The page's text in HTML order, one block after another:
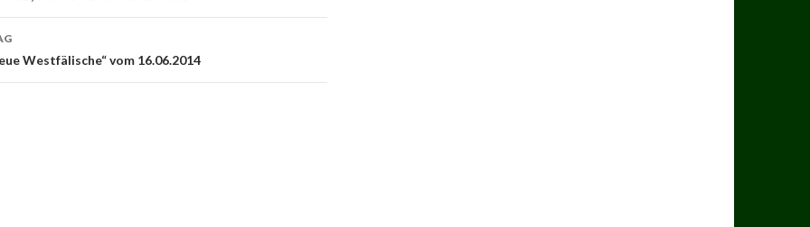
Westfälische“ vom 16.06.2014